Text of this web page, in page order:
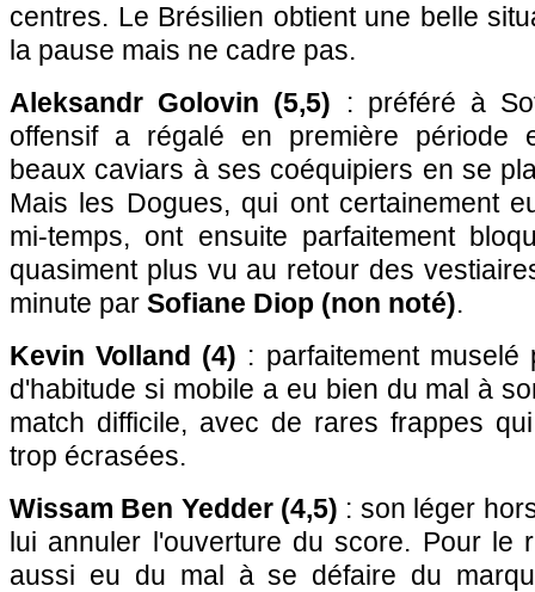
centres. Le Brésilien obtient une belle
la pause mais ne cadre pas.
Aleksandr Golovin (5,5) : préféré à
offensif a régalé en première période
beaux caviars à ses coéquipiers en se
Mais les Dogues, qui ont certainement
mi-temps, ont ensuite parfaitement
quasiment plus vu au retour des
minute par Sofiane Diop (non noté).
Kevin Volland (4) : parfaitement muselé
d'habitude si mobile a eu bien du mal à
match difficile, avec de rares frappes
trop écrasées.
Wissam Ben Yedder (4,5) : son léger
lui annuler l'ouverture du score. Pour le
aussi eu du mal à se défaire du